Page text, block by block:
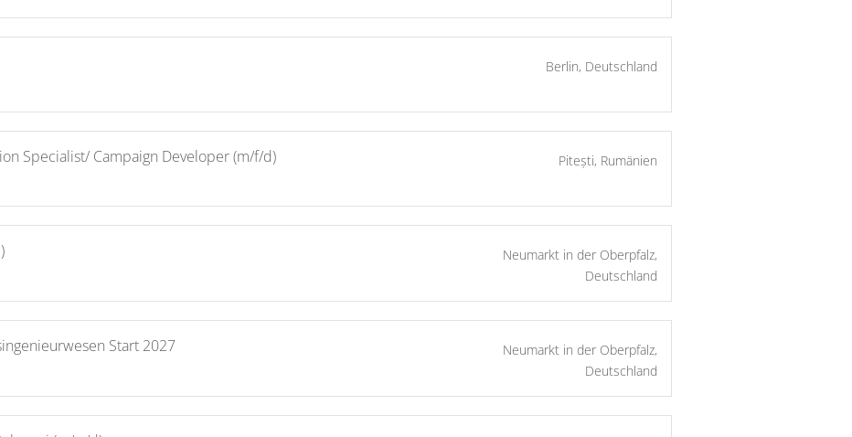
Berlin, Deutschland
Specialist/ Campaign Developer (m/f/d) Pitești, Rumänien
Neumarkt in der Oberpfalz,
Deutschland
Start 2027
Neumarkt in der Oberpfalz,
Deutschland